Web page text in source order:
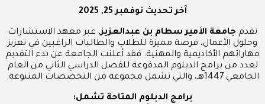
آخر تحديث نوفمبر 25, 2025
تقدم جامعة الأمير سطام بن عبدالعزيز، عبر معهد الاستشارات
وحلول الأعمال، فرصة مميزة للطلاب والطالبات الراغبين في تعزيز
مهاراتهم الأكاديمية والمهنية. فقد أعلنت الجامعة عن بدء التقديم
لعدد من برامج الدبلوم المدفوعة للفصل الدراسي الثاني من العام
الجامعي 1447هـ، والتي تشمل مجموعة من التخصصات المتنوعة.
برامج الدبلوم المتاحة تشمل: